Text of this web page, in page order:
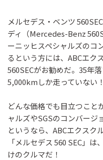
メルセデス・ベンツ
ディ（Mercedes-Benz
ーニッヒスペシャルズのコ
るという方には、ABCエク
560SECがお勧めだ。35年
5,000kmしか走っていない！
どんな価格でも目立つこと
ャルズやSGSのコンバージ
というなら、ABCエクスク
「メルセデス 560 SEC」
けのクルマだ！